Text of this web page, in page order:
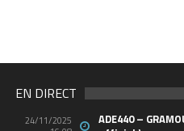
EN DIRECT
24/11/2025
ADE440 –